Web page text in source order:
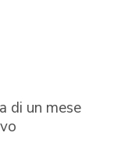
di un mese